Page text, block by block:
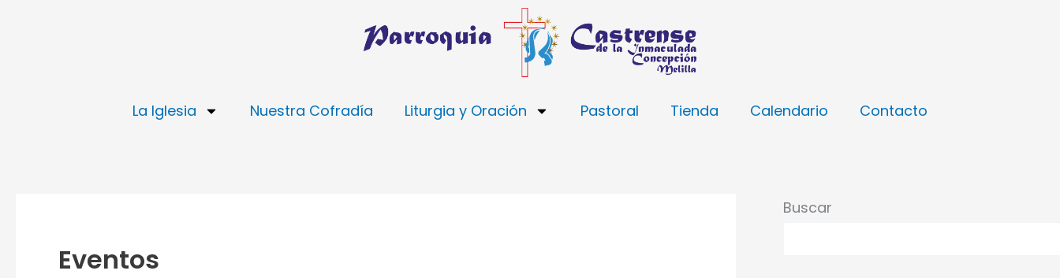
La Iglesia Nuestra Cofradía Liturgia y Oración Pastoral Tienda Calendario Contacto
Eventos
Buscar